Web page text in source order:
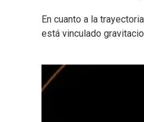
En cuanto a la
está vinculado